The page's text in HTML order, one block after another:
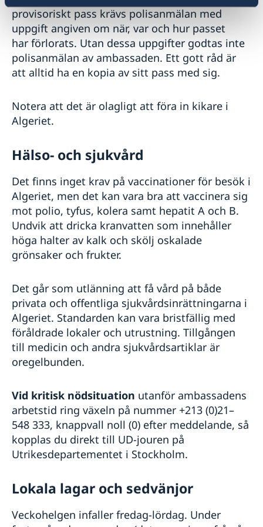
provisoriskt pass krävs polisanmälan med
uppgift angiven om när, var och hur passet
har förlorats. Utan dessa uppgifter godtas inte
polisanmälan av ambassaden. Ett gott råd är
att alltid ha en kopia av sitt pass med sig.
Notera att det är olagligt att föra in kikare i
Algeriet.
Hälso- och sjukvård
Det finns inget krav på vaccinationer för besök i
Algeriet, men det kan vara bra att vaccinera sig
mot polio, tyfus, kolera samt hepatit A och B.
Undvik att dricka kranvatten som innehåller
höga halter av kalk och skölj oskalade
grönsaker och frukter.
Det går som utlänning att få vård på både
privata och offentliga sjukvårdsinrättningarna i
Algeriet. Standarden kan vara bristfällig med
föråldrade lokaler och utrustning. Tillgången
till medicin och andra sjukvårdsartiklar är
oregelbunden.
Vid kritisk nödsituation utanför ambassadens
arbetstid ring växeln på nummer +213 (0)21–
548 333, knappvall noll (0) efter meddelande, så
kopplas du direkt till UD-jouren på
Utrikesdepartementet i Stockholm.
Lokala lagar och sedvänjor
Veckohelgen infaller fredag-lördag. Under